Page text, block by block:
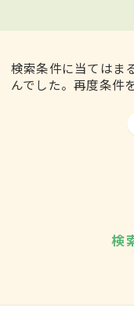
検索条件に当てはま
んでした。再度条件
検